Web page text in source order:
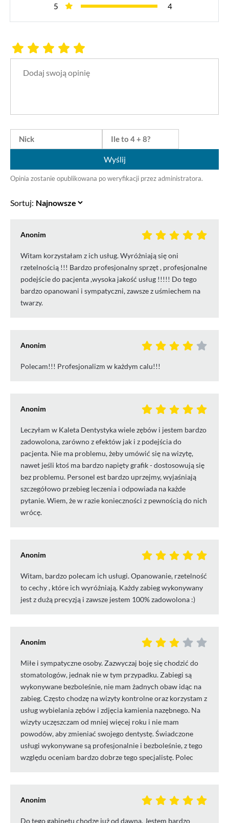
5
4
Wyślij
Opinia zostanie opublikowana po weryfikacji przez administratora.
Sortuj:
Anonim
Witam korzystałam z ich usług. Wyróżniają się oni
rzetelnością !!! Bardzo profesjonalny sprzęt , profesjonalne
podejście do pacjenta ,wysoka jakość usług !!!!! Do tego
bardzo opanowani i sympatyczni, zawsze z uśmiechem na
twarzy.
Anonim
Polecam!!! Profesjonalizm w każdym calu!!!
Anonim
Leczyłam w Kaleta Dentystyka wiele zębów i jestem bardzo
zadowolona, zarówno z efektów jak i z podejścia do
pacjenta. Nie ma problemu, żeby umówić się na wizytę,
nawet jeśli ktoś ma bardzo napięty grafik - dostosowują się
bez problemu. Personel est bardzo uprzejmy, wyjaśniają
szczegółowo przebieg leczenia i odpowiada na każde
pytanie. Wiem, że w razie konieczności z pewnością do nich
wrócę.
Anonim
Witam, bardzo polecam ich usługi. Opanowanie, rzetelność
to cechy , które ich wyróżniają. Każdy zabieg wykonywany
jest z dużą precyzją i zawsze jestem 100% zadowolona :)
Anonim
Miłe i sympatyczne osoby. Zazwyczaj boję się chodzić do
stomatologów, jednak nie w tym przypadku. Zabiegi są
wykonywane bezboleśnie, nie mam żadnych obaw idąc na
zabieg. Często chodzę na wizyty kontrolne oraz korzystam z
usług wybielania zębów i zdjęcia kamienia nazębnego. Na
wizyty uczęszczam od mniej więcej roku i nie mam
powodów, aby zmieniać swojego dentystę. Świadczone
usługi wykonywane są profesjonalnie i bezboleśnie, z tego
względu oceniam bardzo dobrze tego specjalistę. Polec
Anonim
Do tego gabinetu chodzę już od dawna. Jestem bardzo